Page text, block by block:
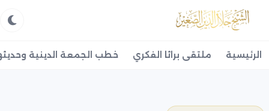
الرئيسية ملتقى براثا الفكري خطب الجمعة الدينية